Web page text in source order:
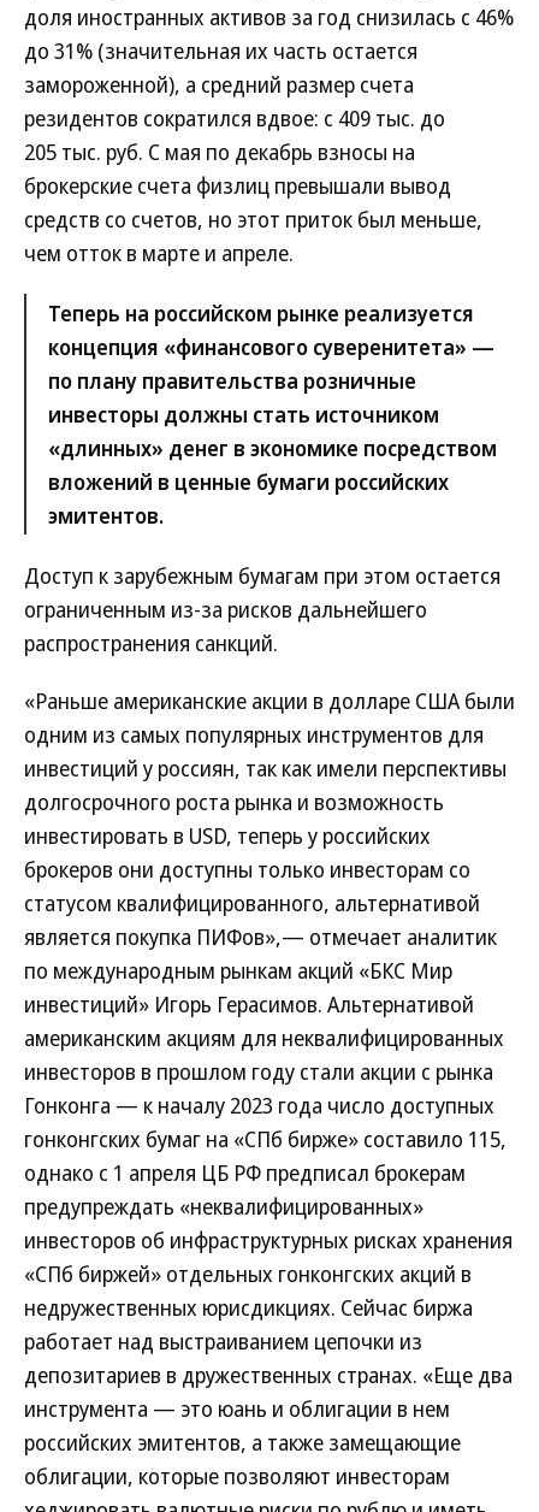
доля иностранных активов за год снизилась с 46%
до 31% (значительная их часть остается
замороженной), а средний размер счета
резидентов сократился вдвое: с 409 тыс. до
205 тыс. руб. С мая по декабрь взносы на
брокерские счета физлиц превышали вывод
средств со счетов, но этот приток был меньше,
чем отток в марте и апреле.
Теперь на российском рынке реализуется
концепция «финансового суверенитета» —
по плану правительства розничные
инвесторы должны стать источником
«длинных» денег в экономике посредством
вложений в ценные бумаги российских
эмитентов.
Доступ к зарубежным бумагам при этом остается
ограниченным из-за рисков дальнейшего
распространения санкций.
«Раньше американские акции в долларе США были
одним из самых популярных инструментов для
инвестиций у россиян, так как имели перспективы
долгосрочного роста рынка и возможность
инвестировать в USD, теперь у российских
брокеров они доступны только инвесторам со
статусом квалифицированного, альтернативой
является покупка ПИФов»,— отмечает аналитик
по международным рынкам акций «БКС Мир
инвестиций» Игорь Герасимов. Альтернативой
американским акциям для неквалифицированных
инвесторов в прошлом году стали акции с рынка
Гонконга — к началу 2023 года число доступных
гонконгских бумаг на «СПб бирже» составило 115,
однако с 1 апреля ЦБ РФ предписал брокерам
предупреждать «неквалифицированных»
инвесторов об инфраструктурных рисках хранения
«СПб биржей» отдельных гонконгских акций в
недружественных юрисдикциях. Сейчас биржа
работает над выстраиванием цепочки из
депозитариев в дружественных странах. «Еще два
инструмента — это юань и облигации в нем
российских эмитентов, а также замещающие
облигации, которые позволяют инвесторам